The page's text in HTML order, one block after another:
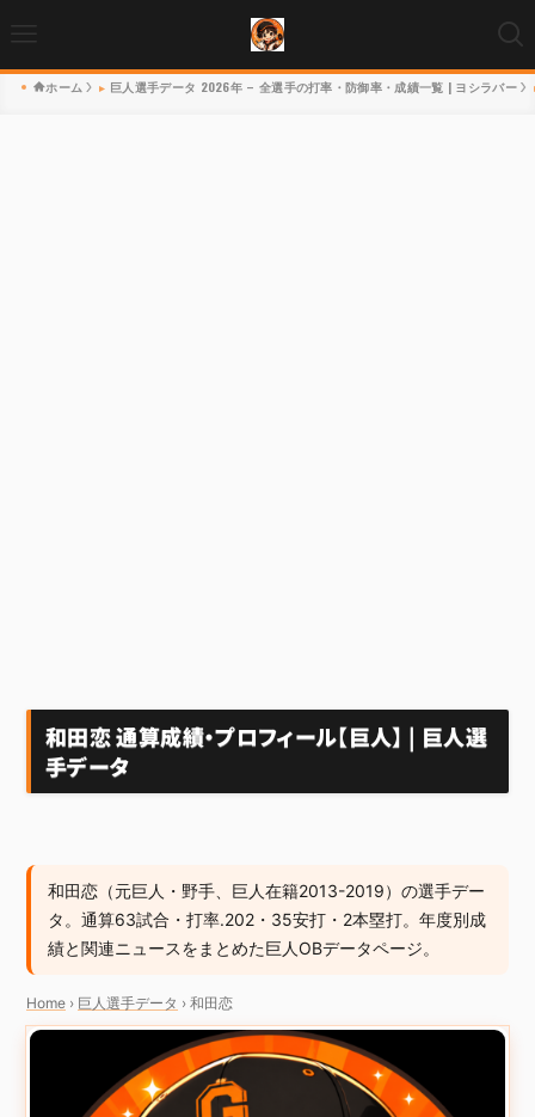
ホーム 巨人選手データ 2026年 – 全選手の打率・防御率・成績一覧 | ヨシラバー
和田恋 通算成績・プロフィール【巨人】 | 巨人選
手データ
和田恋（元巨人・野手、巨人在籍2013-2019）の選手デー
タ。通算63試合・打率.202・35安打・2本塁打。年度別成
績と関連ニュースをまとめた巨人OBデータページ。
Home › 巨人選手データ › 和田恋